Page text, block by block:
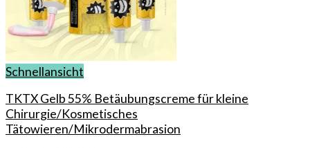
Schnellansicht
TKTX Gelb 55% Betäubungscreme für kleine
Chirurgie/Kosmetisches
Tätowieren/Mikrodermabrasion